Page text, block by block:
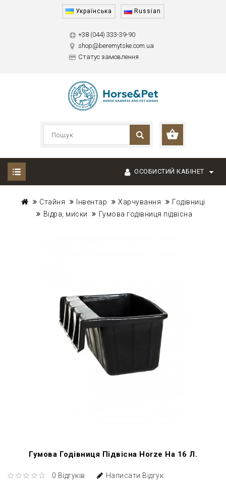
Українська Russian
+38 (044) 333-39-90
shop@beremytske.com.ua
Статус замовлення
ОСОБИСТИЙ КАБІНЕТ
Стайня Інвентар Харчування
Годівниці
Відра, миски
Гумова годівниця підвісна
Гумова Годівниця Підвісна Horze На 16 Л.
0 Відгуків Написати Відгук